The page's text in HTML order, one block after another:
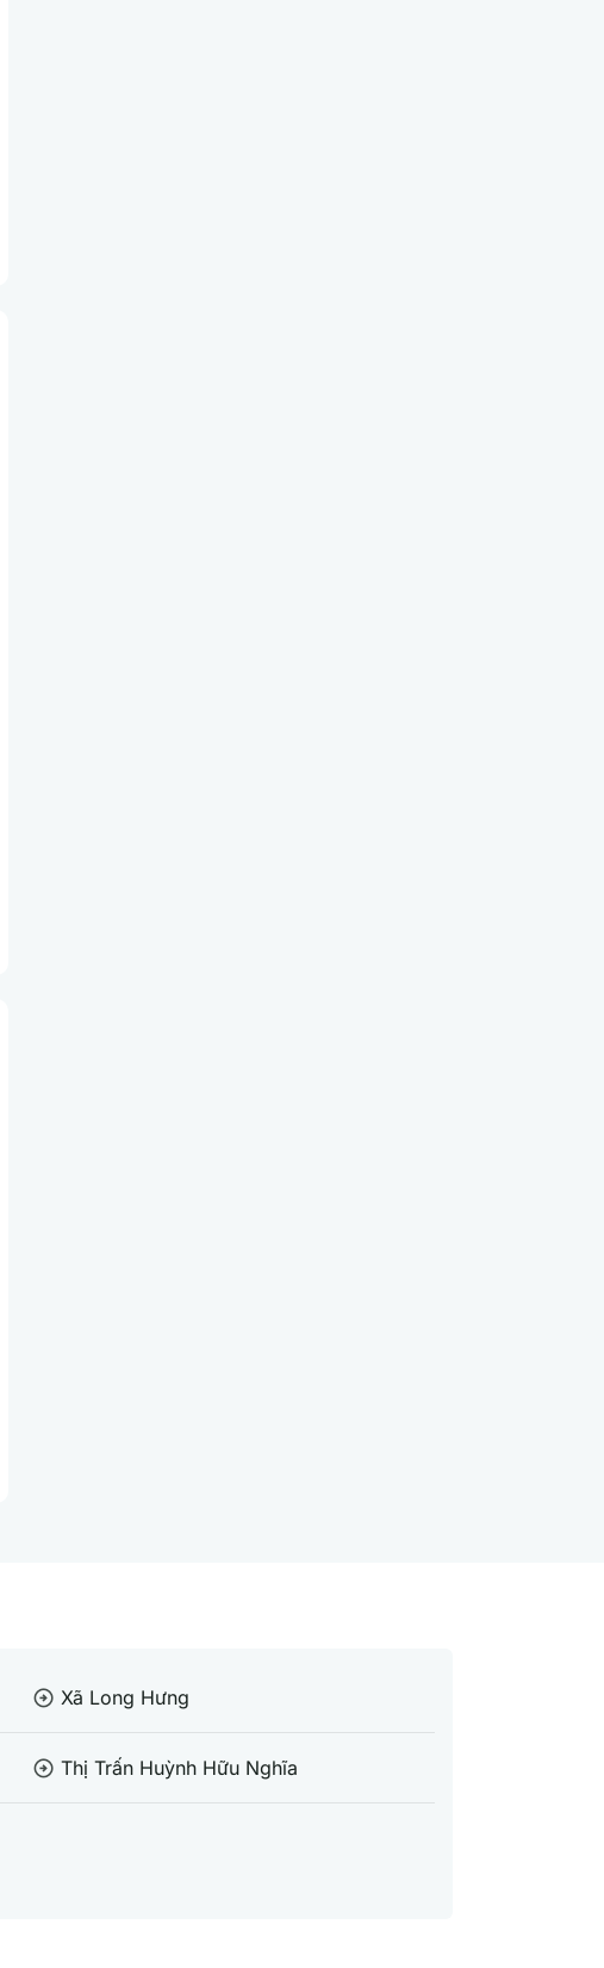
arrow_circle_right Xã Long Hưng
arrow_circle_right Thị Trấn Huỳnh Hữu Nghĩa